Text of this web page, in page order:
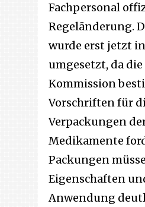
Fachpersonal
Regeländerung.
wurde erst jetzt
umgesetzt, da die
Kommission
Vorschriften für
Verpackungen
Medikamente
Packungen
Eigenschaften
Anwendung